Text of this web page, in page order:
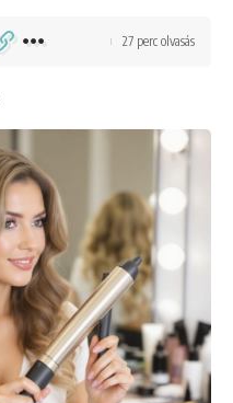
27 perc olvasás